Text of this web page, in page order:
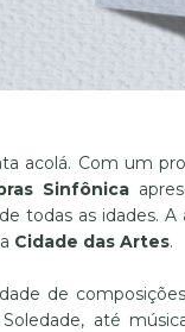
acolá. Com um
Sinfônica
todas as idades.
Cidade das Artes.
de
até